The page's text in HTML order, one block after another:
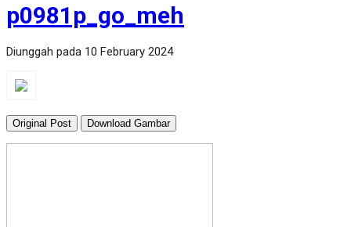
p0981p_go_meh
Diunggah pada 10 February 2024
Original Post Download Gambar